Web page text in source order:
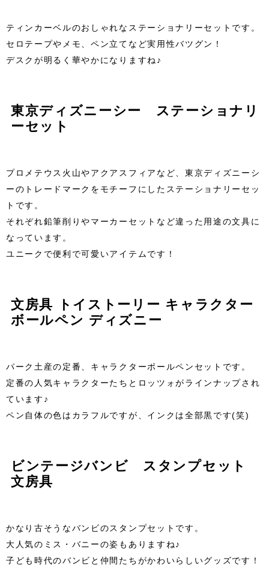
ティンカーベルのおしゃれなステーショナリーセットです。
セロテープやメモ、ペン立てなど実用性バツグン！
デスクが明るく華やかになりますね♪
東京ディズニーシー ステーショナリ
ーセット
プロメテウス火山やアクアスフィアなど、東京ディズニーシ
ーのトレードマークをモチーフにしたステーショナリーセッ
トです。
それぞれ鉛筆削りやマーカーセットなど違った用途の文具に
なっています。
ユニークで便利で可愛いアイテムです！
文房具 トイストーリー キャラクター
ボールペン ディズニー
パーク土産の定番、キャラクターボールペンセットです。
定番の人気キャラクターたちとロッツォがラインナップされ
ています♪
ペン自体の色はカラフルですが、インクは全部黒です(笑)
ビンテージバンビ スタンプセット
文房具
かなり古そうなバンビのスタンプセットです。
大人気のミス・バニーの姿もありますね♪
子ども時代のバンビと仲間たちがかわいらしいグッズです！